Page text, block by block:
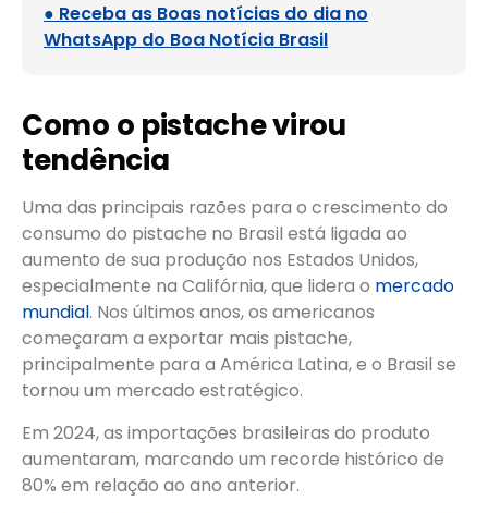
● Receba as Boas notícias do dia no
WhatsApp do Boa Notícia Brasil
Como o pistache virou
tendência
Uma das principais razões para o crescimento do
consumo do pistache no Brasil está ligada ao
aumento de sua produção nos Estados Unidos,
especialmente na Califórnia, que lidera o mercado
mundial. Nos últimos anos, os americanos
começaram a exportar mais pistache,
principalmente para a América Latina, e o Brasil se
tornou um mercado estratégico.
Em 2024, as importações brasileiras do produto
aumentaram, marcando um recorde histórico de
80% em relação ao ano anterior.